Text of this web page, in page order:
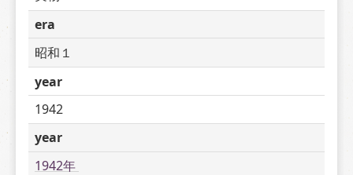
era
昭和１
year
1942
year
1942年